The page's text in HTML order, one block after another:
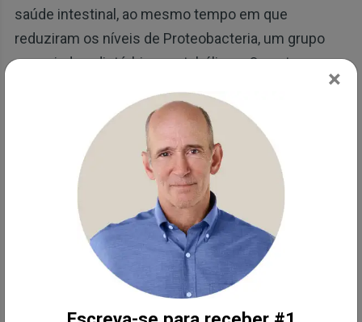
saúde intestinal, ao mesmo tempo em que
reduziram os níveis de Proteobacteria, um grupo
associado a distúrbios metabólicos. Os autores
“Observamos um aumento nos níveis de A.
muciniphila com o consumo de kimchi.
Considerando que A. muciniphila apresenta
uma correlação inversa significativa com a
obesidade, pode-se inferir que o consumo de
kimchi melhora o ambiente intestinal,
promovendo a proliferação da A.
muciniphila e contribui para a perda de peso
×